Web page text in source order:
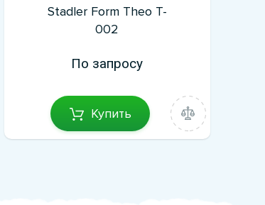
Stadler Form Theo T-
002
По запросу
Купить